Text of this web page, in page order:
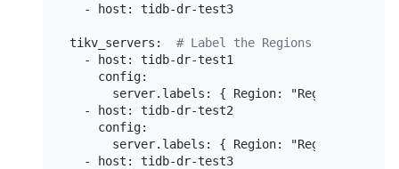
  - host: tidb-dr-test3
tikv_servers: # Label the Regions and AZs
  - host: tidb-dr-test1
    config:
server.labels: { Region: "Region1", AZ:
  - host: tidb-dr-test2
    config:
server.labels: { Region: "Region1", AZ:
  - host: tidb-dr-test3